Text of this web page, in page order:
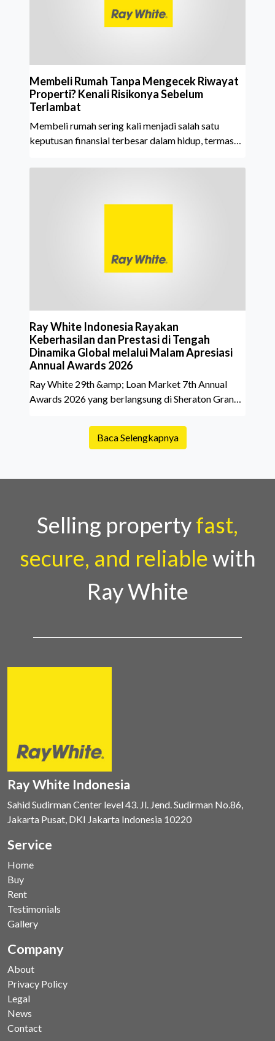
White Indonesia. Top Brand Award m
Membeli Rumah Tanpa Mengecek Riwayat
Properti? Kenali Risikonya Sebelum
Terlambat
Membeli rumah sering kali menjadi salah satu
keputusan finansial terbesar dalam hidup, termasuk
aktif merencanakan kepemilikan hunian maupun
kepemilikan hingga riwaya
Ray White Indonesia Rayakan
Keberhasilan dan Prestasi di Tengah
Dinamika Global melalui Malam Apresiasi
Annual Awards 2026
Ray White 29th &amp; Loan Market 7th Annual
Awards 2026 yang berlangsung di Sheraton Grand
menjadi momen istimewa bagi para pelaku industri
properti dan keuangan. Lebih dari 400 marketing
Country Director Ray White Indon
Baca Selengkapnya
Selling propertyfast,
secure, and reliablewith
Ray White
Ray White Indonesia
Sahid Sudirman Center level 43. Jl. Jend. Sudirman No.86,
Jakarta Pusat, DKI Jakarta Indonesia 10220
Service
Home
Buy
Rent
Testimonials
Gallery
Company
About
Privacy Policy
Legal
News
Contact